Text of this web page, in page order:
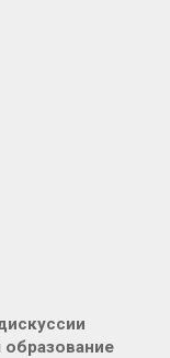
образование